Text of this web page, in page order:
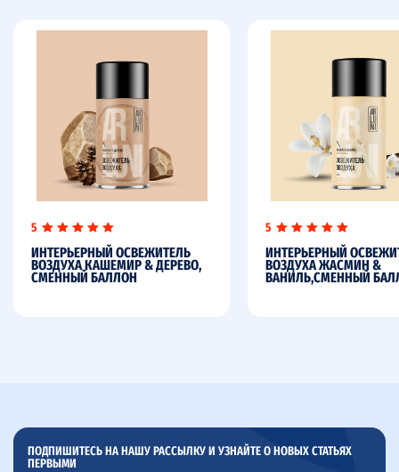
5
ИНТЕРЬЕРНЫЙ ОСВЕЖИТЕЛЬ
ВОЗДУХА КАШЕМИР & ДЕРЕВО,
СМЕННЫЙ БАЛЛОН
5
ИНТЕРЬЕРНЫЙ
ВОЗДУХА ЖАСМИН &
ВАНИЛЬ,СМЕННЫЙ
ПОДПИШИТЕСЬ НА НАШУ РАССЫЛКУ И УЗНАЙТЕ О НОВЫХ СТАТЬЯХ
ПЕРВЫМИ